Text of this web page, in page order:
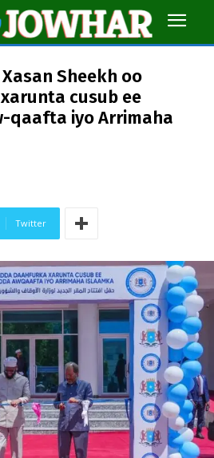
Sheekh oo
cusub ee
qaafta iyo Arrimaha
Twitter